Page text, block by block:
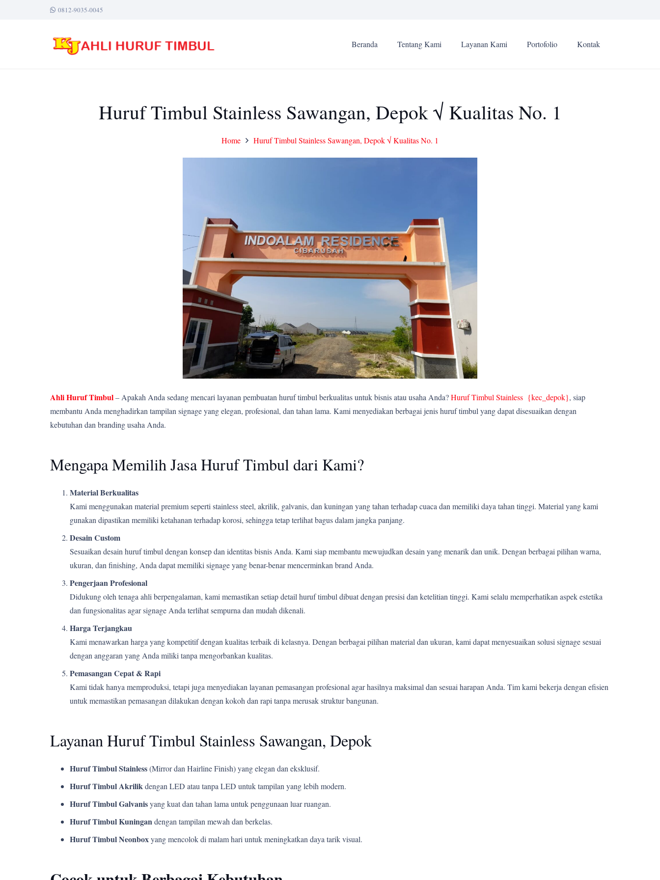
0812-9035-0045
Beranda Tentang Kami Layanan Kami Portofolio Kontak
Huruf Timbul Stainless Sawangan, Depok √ Kualitas No. 1
Home Huruf Timbul Stainless Sawangan, Depok √ Kualitas No. 1
Ahli Huruf Timbul– Apakah Anda sedang mencari layanan pembuatan huruf timbul berkualitas untuk bisnis atau usaha Anda?Huruf Timbul Stainless {kec_depok}, siap
membantu Anda menghadirkan tampilan signage yang elegan, profesional, dan tahan lama. Kami menyediakan berbagai jenis huruf timbul yang dapat disesuaikan dengan
kebutuhan dan branding usaha Anda.
Mengapa Memilih Jasa Huruf Timbul dari Kami?
Material Berkualitas
Kami menggunakan material premium seperti stainless steel, akrilik, galvanis, dan kuningan yang tahan terhadap cuaca dan memiliki daya tahan tinggi. Material yang kami
gunakan dipastikan memiliki ketahanan terhadap korosi, sehingga tetap terlihat bagus dalam jangka panjang.
Desain Custom
Sesuaikan desain huruf timbul dengan konsep dan identitas bisnis Anda. Kami siap membantu mewujudkan desain yang menarik dan unik. Dengan berbagai pilihan warna,
ukuran, dan finishing, Anda dapat memiliki signage yang benar-benar mencerminkan brand Anda.
Pengerjaan Profesional
Didukung oleh tenaga ahli berpengalaman, kami memastikan setiap detail huruf timbul dibuat dengan presisi dan ketelitian tinggi. Kami selalu memperhatikan aspek estetika
dan fungsionalitas agar signage Anda terlihat sempurna dan mudah dikenali.
Harga Terjangkau
Kami menawarkan harga yang kompetitif dengan kualitas terbaik di kelasnya. Dengan berbagai pilihan material dan ukuran, kami dapat menyesuaikan solusi signage sesuai
dengan anggaran yang Anda miliki tanpa mengorbankan kualitas.
Pemasangan Cepat & Rapi
Kami tidak hanya memproduksi, tetapi juga menyediakan layanan pemasangan profesional agar hasilnya maksimal dan sesuai harapan Anda. Tim kami bekerja dengan efisien
untuk memastikan pemasangan dilakukan dengan kokoh dan rapi tanpa merusak struktur bangunan.
Layanan Huruf Timbul Stainless Sawangan, Depok
Huruf Timbul Stainless(Mirror dan Hairline Finish) yang elegan dan eksklusif.
Huruf Timbul Akrilikdengan LED atau tanpa LED untuk tampilan yang lebih modern.
Huruf Timbul Galvanisyang kuat dan tahan lama untuk penggunaan luar ruangan.
Huruf Timbul Kuningandengan tampilan mewah dan berkelas.
Huruf Timbul Neonboxyang mencolok di malam hari untuk meningkatkan daya tarik visual.